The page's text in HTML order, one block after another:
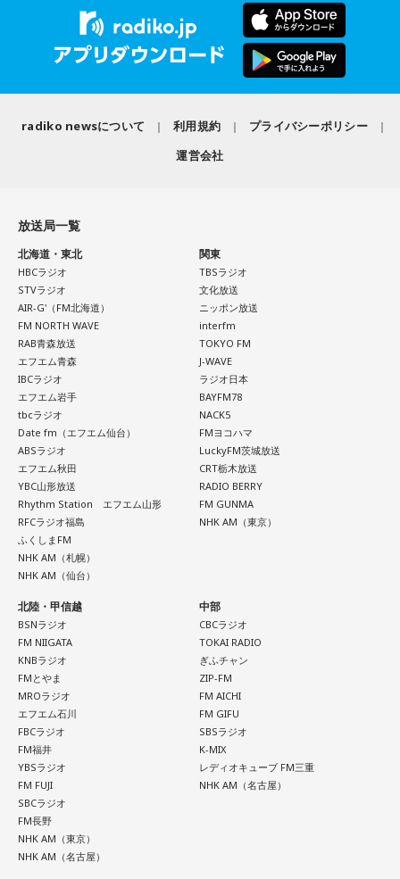
radiko newsについて 利用規約
プライバシーポリシー
運営会社
放送局一覧
北海道・東北
HBCラジオ
STVラジオ
AIR-G'（FM北海道）
FM NORTH WAVE
RAB青森放送
エフエム青森
IBCラジオ
エフエム岩手
tbcラジオ
Date fm（エフエム仙台）
ABSラジオ
エフエム秋田
YBC山形放送
Rhythm Station エフエム山形
RFCラジオ福島
ふくしまFM
NHK AM（札幌）
NHK AM（仙台）
関東
TBSラジオ
文化放送
ニッポン放送
interfm
TOKYO FM
J-WAVE
ラジオ日本
BAYFM78
NACK5
FMヨコハマ
LuckyFM茨城放送
CRT栃木放送
RADIO BERRY
FM GUNMA
NHK AM（東京）
北陸・甲信越
BSNラジオ
FM NIIGATA
KNBラジオ
FMとやま
MROラジオ
エフエム石川
FBCラジオ
FM福井
YBSラジオ
FM FUJI
SBCラジオ
FM長野
NHK AM（東京）
NHK AM（名古屋）
中部
CBCラジオ
TOKAI RADIO
ぎふチャン
ZIP-FM
FM AICHI
FM GIFU
SBSラジオ
K-MIX
レディオキューブ FM三重
NHK AM（名古屋）